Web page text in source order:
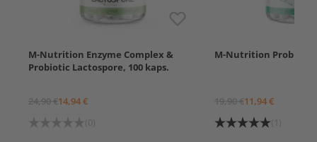
M-Nutrition Enzyme Complex &
Probiotic Lactospore, 100 kaps.
24,90 €14,94 €
M-Nutrition
19,90 €11,94 €